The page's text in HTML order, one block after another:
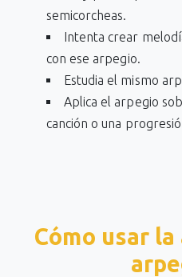
semicorcheas.
Intenta crear
con ese arpegio.
Estudia el mismo
Aplica el arpegio
canción o una
Cómo usar